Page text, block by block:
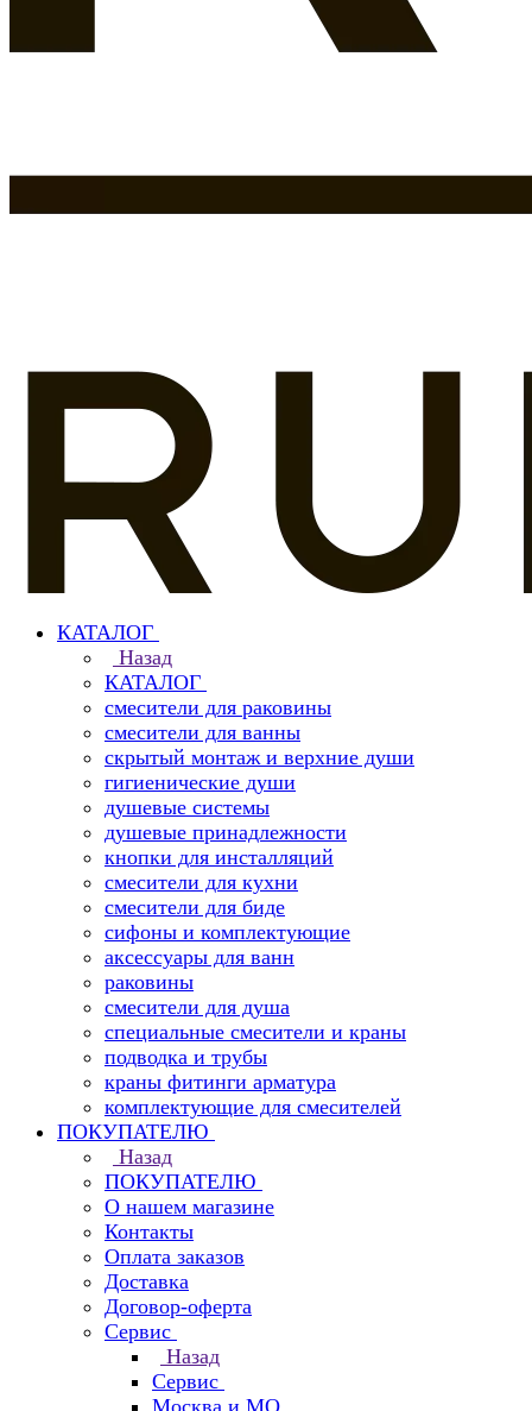
КАТАЛОГ
Назад
КАТАЛОГ
смесители для раковины
смесители для ванны
скрытый монтаж и верхние души
гигиенические души
душевые системы
душевые принадлежности
кнопки для инсталляций
смесители для кухни
смесители для биде
сифоны и комплектующие
аксессуары для ванн
раковины
смесители для душа
специальные смесители и краны
подводка и трубы
краны фитинги арматура
комплектующие для смесителей
ПОКУПАТЕЛЮ
Назад
ПОКУПАТЕЛЮ
О нашем магазине
Контакты
Оплата заказов
Доставка
Договор-оферта
Сервис
Назад
Сервис
Москва и МО